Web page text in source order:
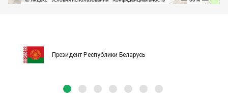
Президент Республики Беларусь